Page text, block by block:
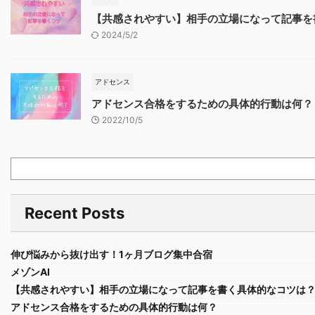
【共感されやすい】相手の立場になって記事
2024/5/2
アドセンス
アドセンス合格をするための具体的行動は何？
2022/10/5
Recent Posts
伸び悩みから抜け出す！1ヶ月ブログ集中合宿
メゾンAI
【共感されやすい】相手の立場になって記事を書く具体的なコツは？
アドセンス合格をするための具体的行動は何？